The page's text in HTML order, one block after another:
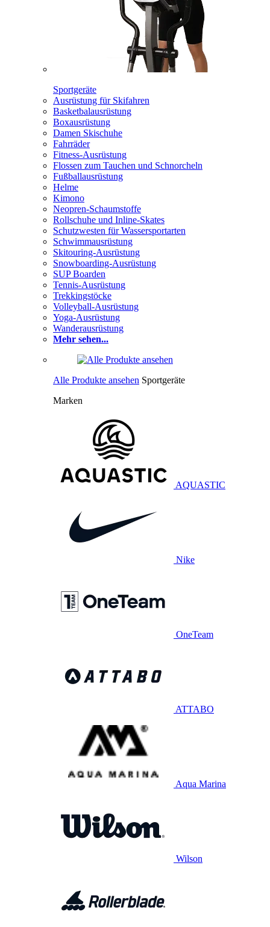
Sportgeräte
Ausrüstung für Skifahren
Basketbalausrüstung
Boxausrüstung
Damen Skischuhe
Fahrräder
Fitness-Ausrüstung
Flossen zum Tauchen und Schnorcheln
Fußballausrüstung
Helme
Kimono
Neopren-Schaumstoffe
Rollschuhe und Inline-Skates
Schutzwesten für Wassersportarten
Schwimmausrüstung
Skitouring-Ausrüstung
Snowboarding-Ausrüstung
SUP Boarden
Tennis-Ausrüstung
Trekkingstöcke
Volleyball-Ausrüstung
Yoga-Ausrüstung
Wanderausrüstung
Mehr sehen...
Alle Produkte ansehen Sportgeräte
Marken
AQUASTIC
Nike
OneTeam
ATTABO
Aqua Marina
Wilson